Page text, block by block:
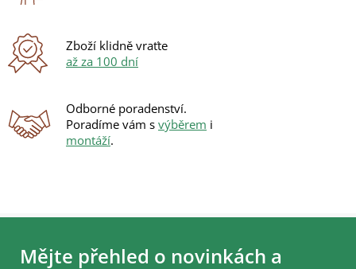
Zboží klidně vraťte
až za 100 dní
Odborné poradenství.
Poradíme vám s výběrem i
montáží.
Z
Mějte přehled o novinkách a